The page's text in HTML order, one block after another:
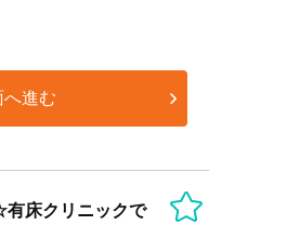
へ進む
床クリニックで